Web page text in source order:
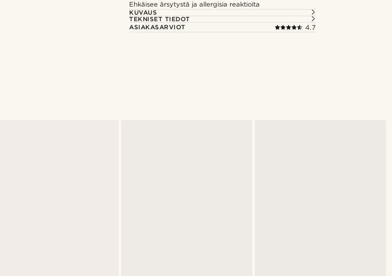
Ehkäisee ärsytystä ja allergisia reaktioita
KUVAUS
TEKNISET TIEDOT
ASIAKASARVIOT
4.7